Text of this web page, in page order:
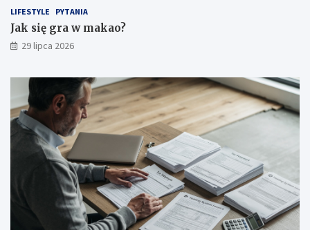
LIFESTYLE PYTANIA
Jak się gra w makao?
29 lipca 2026